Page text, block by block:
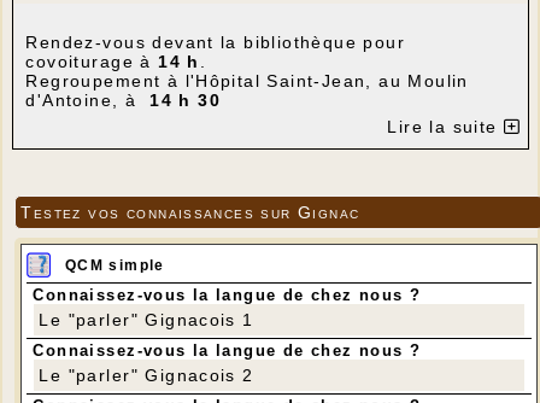
Rendez-vous devant la bibliothèque pour
covoiturage à14 h .
Regroupement à l'Hôpital Saint-Jean, au Moulin
d'Antoine, à14 h 30
Parcours : Hôpital Saint-Jean - Le Causse - La
Garnaudie - La Messagerie - Hôpital Saint-Jean.
Lire la suite
Testez vos connaissances sur Gignac
QCM simple
Connaissez-vous la langue de chez nous ?
Le "parler" Gignacois 1
Connaissez-vous la langue de chez nous ?
Le "parler" Gignacois 2